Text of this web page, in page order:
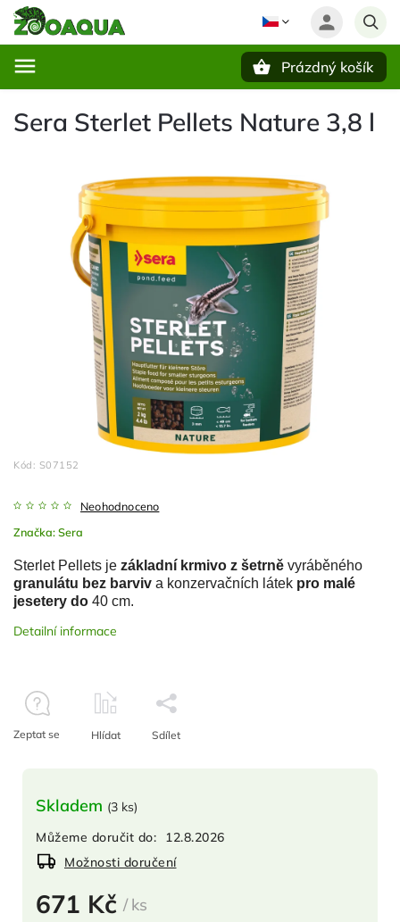
Prázdný košík
Sera Sterlet Pellets Nature 3,8 l
Kód: S07152
Neohodnoceno
Značka:Sera
671 Kč / ks
Skladem (3 ks)
Můžeme doručit do:
12.8.2026
Možnosti doručení
Sterlet Pellets je základní krmivo z šetrně vyráběného
granulátu bez barviv a konzervačních látek pro malé
jesetery do 40 cm.
Detailní informace
Zeptat se Hlídat Sdílet